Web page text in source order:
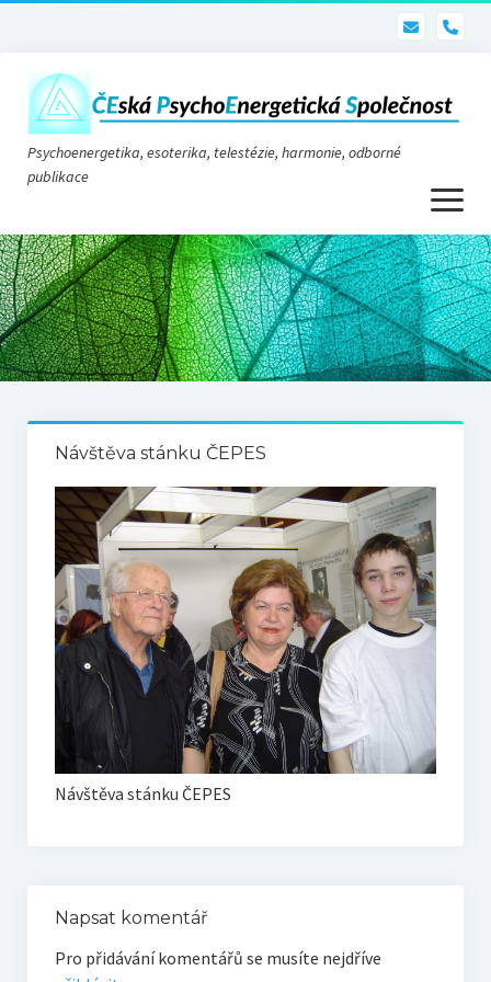
Psychoenergetika, esoterika, telestézie, harmonie, odborné
publikace
otevřít
menu
Psychoenergetika
O nás
O společnosti
Telestézie
O vodě ze studní
Proutkaření – historie
Telestézická prospekce
Kontakty
Kniha návštěv
Mapa – sídlo ČEPES
Kontakty
Návštěva stánku ČEPES
Návštěva stánku ČEPES
Napsat komentář
Pro přidávání komentářů se musíte nejdříve